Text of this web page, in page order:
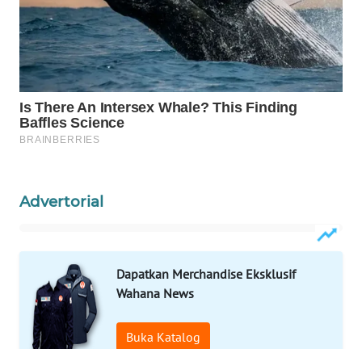
Advertorial
Dapatkan Merchandise Eksklusif
Wahana News
Buka Katalog
WAHANA
SELEB
WAHANA
PERSONA
WAHANA
OTOMOTIF
HEALTH
WISATA
LAPAK
WAHANA